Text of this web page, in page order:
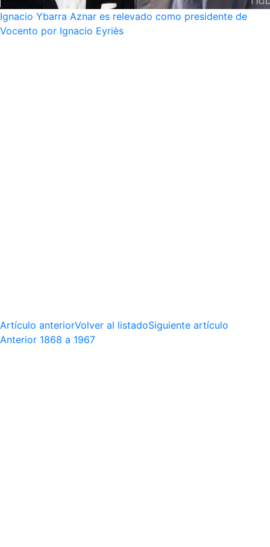
Ignacio Ybarra Aznar es relevado como presidente de
Vocento por Ignacio Eyriès
Artículo anteriorVolver al listadoSiguiente artículo
Anterior 1868 a 1967